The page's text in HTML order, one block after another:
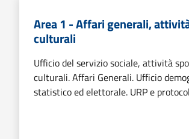
Area 1 - Affari generali,
culturali
Ufficio del servizio sociale, attività
culturali. Affari Generali. Ufficio
statistico ed elettorale. URP e